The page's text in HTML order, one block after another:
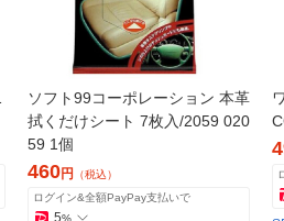
ソフト99コーポレーション 本革
拭くだけシート 7枚入/2059 020
59 1個
460円 （税込）
ログイン&全額PayPay支払いで
5%